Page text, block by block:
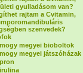
gyulladásom van?
rajtam a Cvitamin,
szenvedek?
megyei bioboltok
megyei játszóházak